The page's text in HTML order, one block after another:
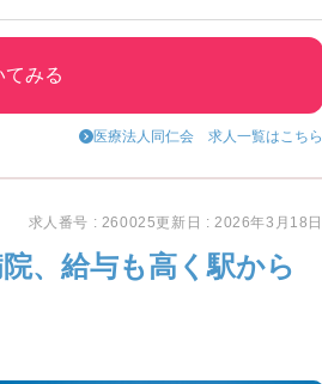
てみる
医療法人同仁会 求人一覧はこちら
求人番号 : 260025更新日 : 2026年3月18日
、給与も高く駅から